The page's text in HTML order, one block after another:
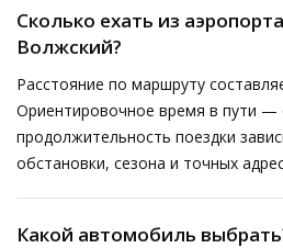
Сколько ехать из
Волжский?
Расстояние по маршруту
Ориентировочное время в пути —
продолжительность поездки
обстановки, сезона и точных
Какой автомобиль